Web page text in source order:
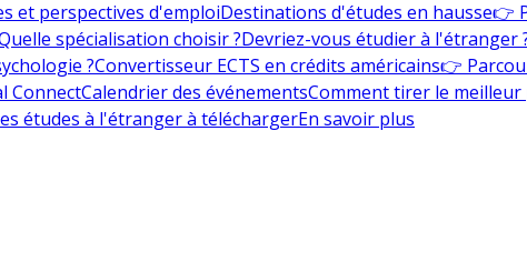
et perspectives d'emploiDestinations d'études en hausse👉
spécialisation choisir ?Devriez-vous étudier à l'étranger
?Convertisseur ECTS en crédits américains👉
ConnectCalendrier des événementsComment tirer le
études à l'étranger à téléchargerEn savoir plus